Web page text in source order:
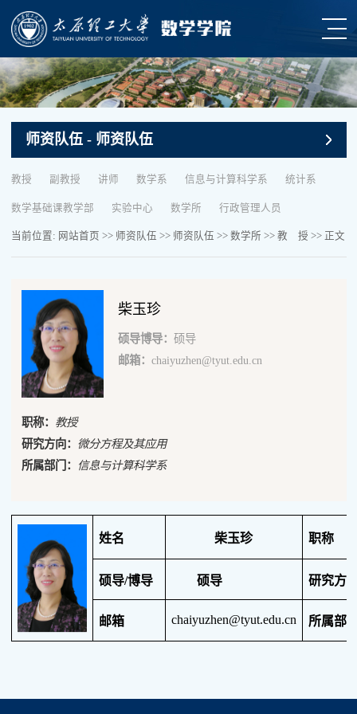
师资队伍 - 师资队伍
教授 副教授 讲师 数学系 信息与计算科学系 统计系
数学基础课教学部 实验中心 数学所 行政管理人员
当前位置: 网站首页 >> 师资队伍 >> 师资队伍 >> 数学所 >> 教 授 >> 正文
柴玉珍
硕导博导： 硕导
邮箱： chaiyuzhen@tyut.edu.cn
职称： 教授
研究方向： 微分方程及其应用
所属部门：
信息与计算科学系
姓名 柴玉珍 职称
硕导/博导 硕导 研究方
邮箱 chaiyuzhen@tyut.edu.cn 所属部